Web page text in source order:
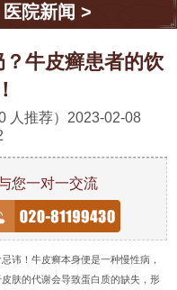
医院新闻 >
牛皮癣患者的饮
人推荐） 2023-02-08
您一对一交流
！牛皮癣本身便是一种慢性病，
肤的代谢会导致蛋白质的缺失，形